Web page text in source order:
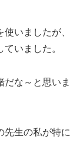
いましたが、
いました。
な～と思いま
先生の私が特に